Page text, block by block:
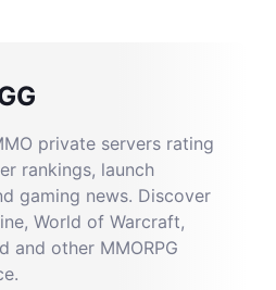
private servers rating
rankings, launch
gaming news. Discover
World of Warcraft,
and other MMORPG